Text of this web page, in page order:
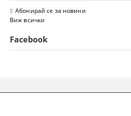
Абонирай се за новини
Виж всички
Facebook